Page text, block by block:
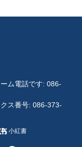
ム電話です: 086-
ス番号: 086-373-
小紅書